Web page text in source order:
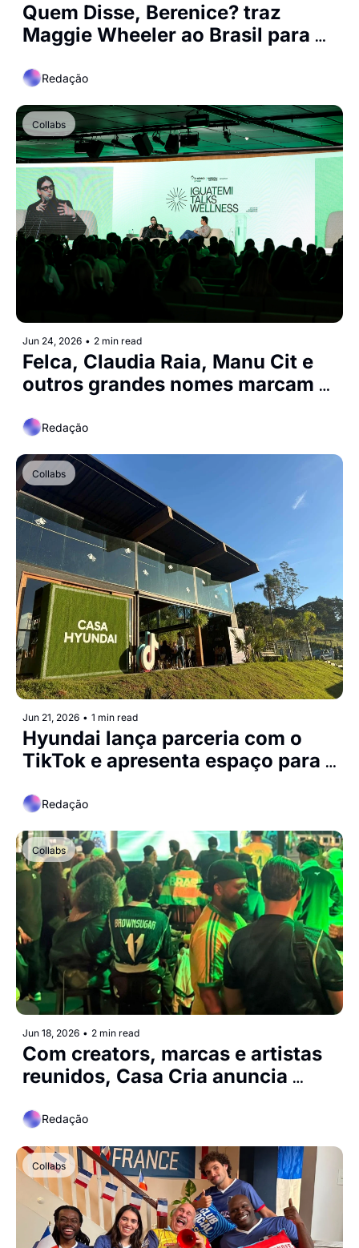
Quem Disse, Berenice? traz
Maggie Wheeler ao Brasil para
inspirada em FriendsTM
Redação
Collabs
Jun 24, 2026 • 2 min read
Felca, Claudia Raia, Manu Cit e
outros grandes nomes marcam
Wellness
Redação
Collabs
Jun 21, 2026 • 1 min read
Hyundai lança parceria com o
TikTok e apresenta espaço para
influenciadores
Redação
Collabs
Jun 18, 2026 • 2 min read
Com creators, marcas e artistas
reunidos, Casa Cria anuncia
jogos do Brasil
Redação
Collabs